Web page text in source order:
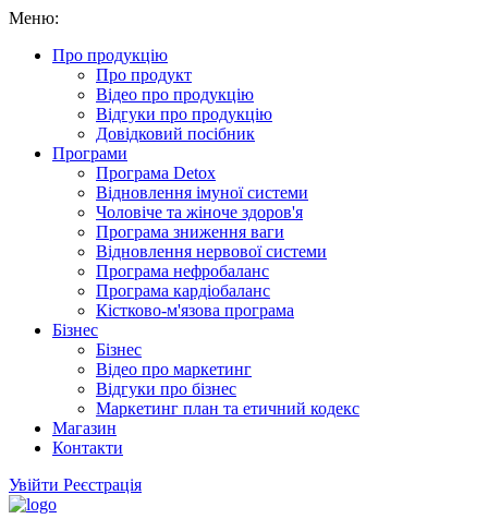
Меню:
Про продукцію
Про продукт
Відео про продукцію
Відгуки про продукцію
Довідковий посібник
Програми
Програма Detox
Відновлення імуної системи
Чоловіче та жіноче здоров'я
Програма зниження ваги
Відновлення нервової системи
Програма нефробаланс
Програма кардіобаланс
Кістково-м'язова програма
Бізнес
Бізнес
Відео про маркетинг
Відгуки про бізнес
Маркетинг план та етичний кодекс
Магазин
Контакти
Увійти Реєстрація